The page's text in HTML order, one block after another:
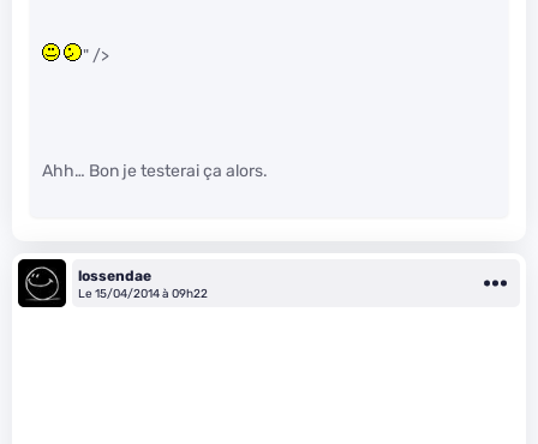
" />
Ahh… Bon je testerai ça alors.
lossendae
Le 15/04/2014 à 09h22